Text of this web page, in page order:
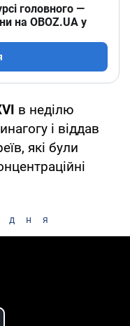
головного —
на OBOZ.UA у
в неділю
і віддав
які були
дня